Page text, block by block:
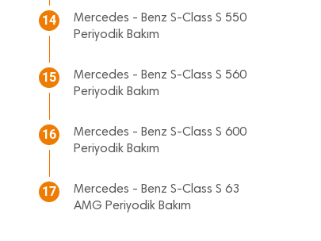
14
Mercedes - Benz S-Class S 550
Periyodik Bakım
15
Mercedes - Benz S-Class S 560
Periyodik Bakım
16
Mercedes - Benz S-Class S 600
Periyodik Bakım
17
Mercedes - Benz S-Class S 63
AMG Periyodik Bakım